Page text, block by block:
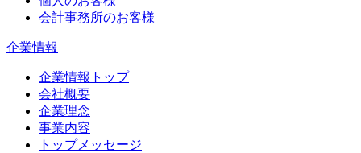
会計事務所のお客様
企業情報
企業情報トップ
会社概要
企業理念
事業内容
トップメッセージ